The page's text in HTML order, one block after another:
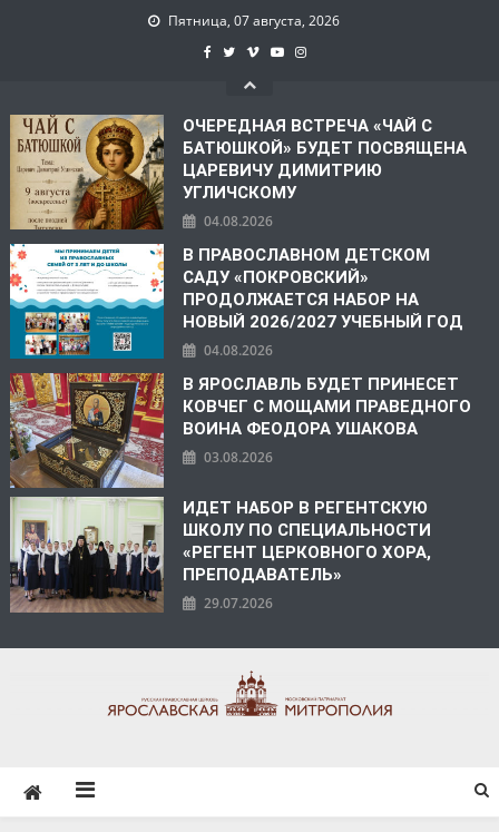
Пятница, 07 августа, 2026
ОЧЕРЕДНАЯ ВСТРЕЧА «ЧАЙ С
БАТЮШКОЙ» БУДЕТ ПОСВЯЩЕНА
ЦАРЕВИЧУ ДИМИТРИЮ
УГЛИЧСКОМУ
04.08.2026
В ПРАВОСЛАВНОМ ДЕТСКОМ
САДУ «ПОКРОВСКИЙ»
ПРОДОЛЖАЕТСЯ НАБОР НА
НОВЫЙ 2026/2027 УЧЕБНЫЙ ГОД
04.08.2026
В ЯРОСЛАВЛЬ БУДЕТ ПРИНЕСЕТ
КОВЧЕГ С МОЩАМИ ПРАВЕДНОГО
ВОИНА ФЕОДОРА УШАКОВА
03.08.2026
ИДЕТ НАБОР В РЕГЕНТСКУЮ
ШКОЛУ ПО СПЕЦИАЛЬНОСТИ
«РЕГЕНТ ЦЕРКОВНОГО ХОРА,
ПРЕПОДАВАТЕЛЬ»
29.07.2026